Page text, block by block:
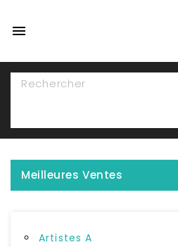

Meilleures Ventes
Artistes A